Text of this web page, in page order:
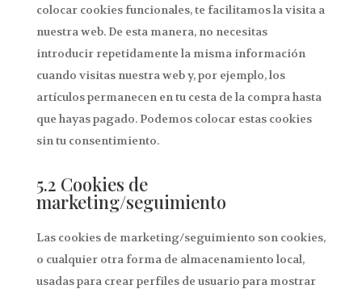
colocar cookies funcionales, te facilitamos la visita a
nuestra web. De esta manera, no necesitas
introducir repetidamente la misma información
cuando visitas nuestra web y, por ejemplo, los
artículos permanecen en tu cesta de la compra hasta
que hayas pagado. Podemos colocar estas cookies
sin tu consentimiento.
5.2 Cookies de
marketing/seguimiento
Las cookies de marketing/seguimiento son cookies,
o cualquier otra forma de almacenamiento local,
usadas para crear perfiles de usuario para mostrar